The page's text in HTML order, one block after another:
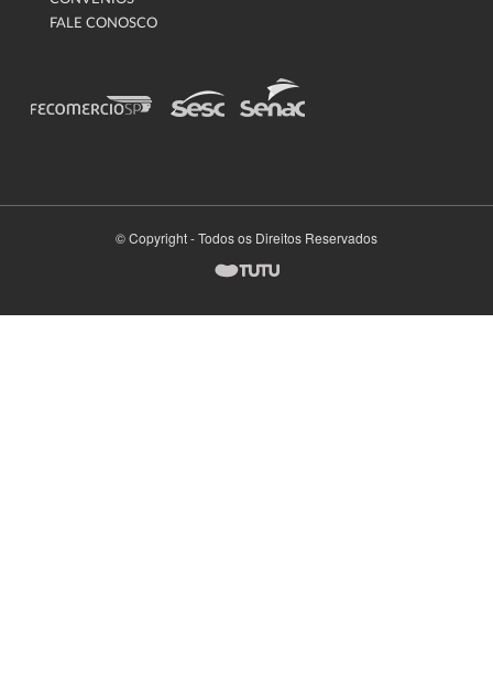
FALE CONOSCO
© Copyright - Todos os Direitos Reservados